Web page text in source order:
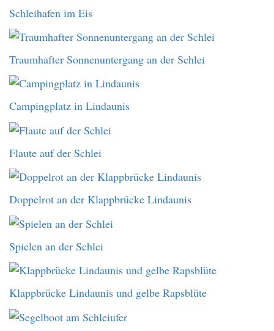
Schleihafen im Eis
Traumhafter Sonnenuntergang an der Schlei
Campingplatz in Lindaunis
Flaute auf der Schlei
Doppelrot an der Klappbrücke Lindaunis
Spielen an der Schlei
Klappbrücke Lindaunis und gelbe Rapsblüte